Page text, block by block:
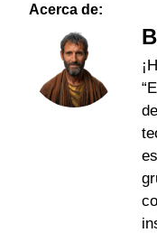
Acerca de: